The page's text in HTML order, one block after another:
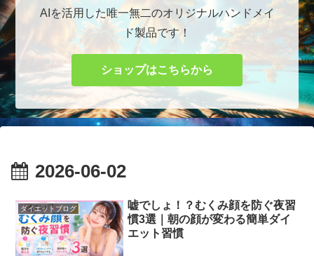
AIを活用した唯一無二のオリジナルハンドメイ
ド製品です！
ショップはこちらから
2026-06-02
ダイエットブログ
嘘でしょ！？むくみ顔を防ぐ夜習
慣3選｜朝の顔が変わる簡単ダイ
エット習慣